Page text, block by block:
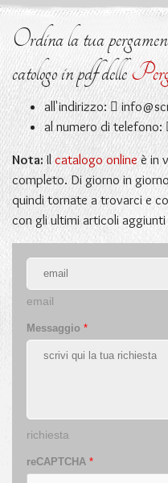
Ordina la tua
catologo in pdf delle
all'indirizzo:
al numero di telefono:
Nota:Il catalogo onlineè in
completo. Di giorno in
quindi tornate a trovarci e
con gli ultimi articoli aggiunti
email
Messaggio *
richiesta
reCAPTCHA *